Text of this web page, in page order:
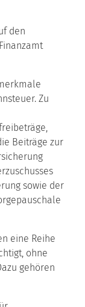
den
Zu
Beiträge zur
sowie der
eine Reihe
ohne
gehören